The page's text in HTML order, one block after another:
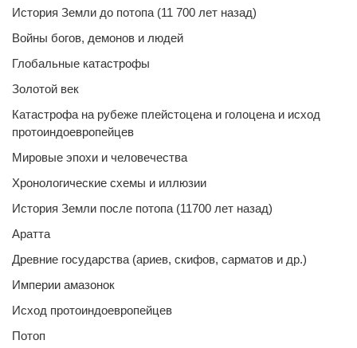
История Земли до потопа (11 700 лет назад)
Войны богов, демонов и людей
Глобальные катастрофы
Золотой век
Катастрофа на рубеже плейстоцена и голоцена и исход
протоиндоевропейцев
Мировые эпохи и человечества
Хронологические схемы и иллюзии
История Земли после потопа (11700 лет назад)
Аратта
Древние государства (ариев, скифов, сарматов и др.)
Империи амазонок
Исход протоиндоевропейцев
Потоп